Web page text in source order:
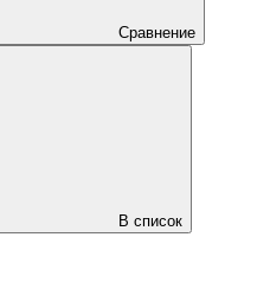
Сравнение
В список